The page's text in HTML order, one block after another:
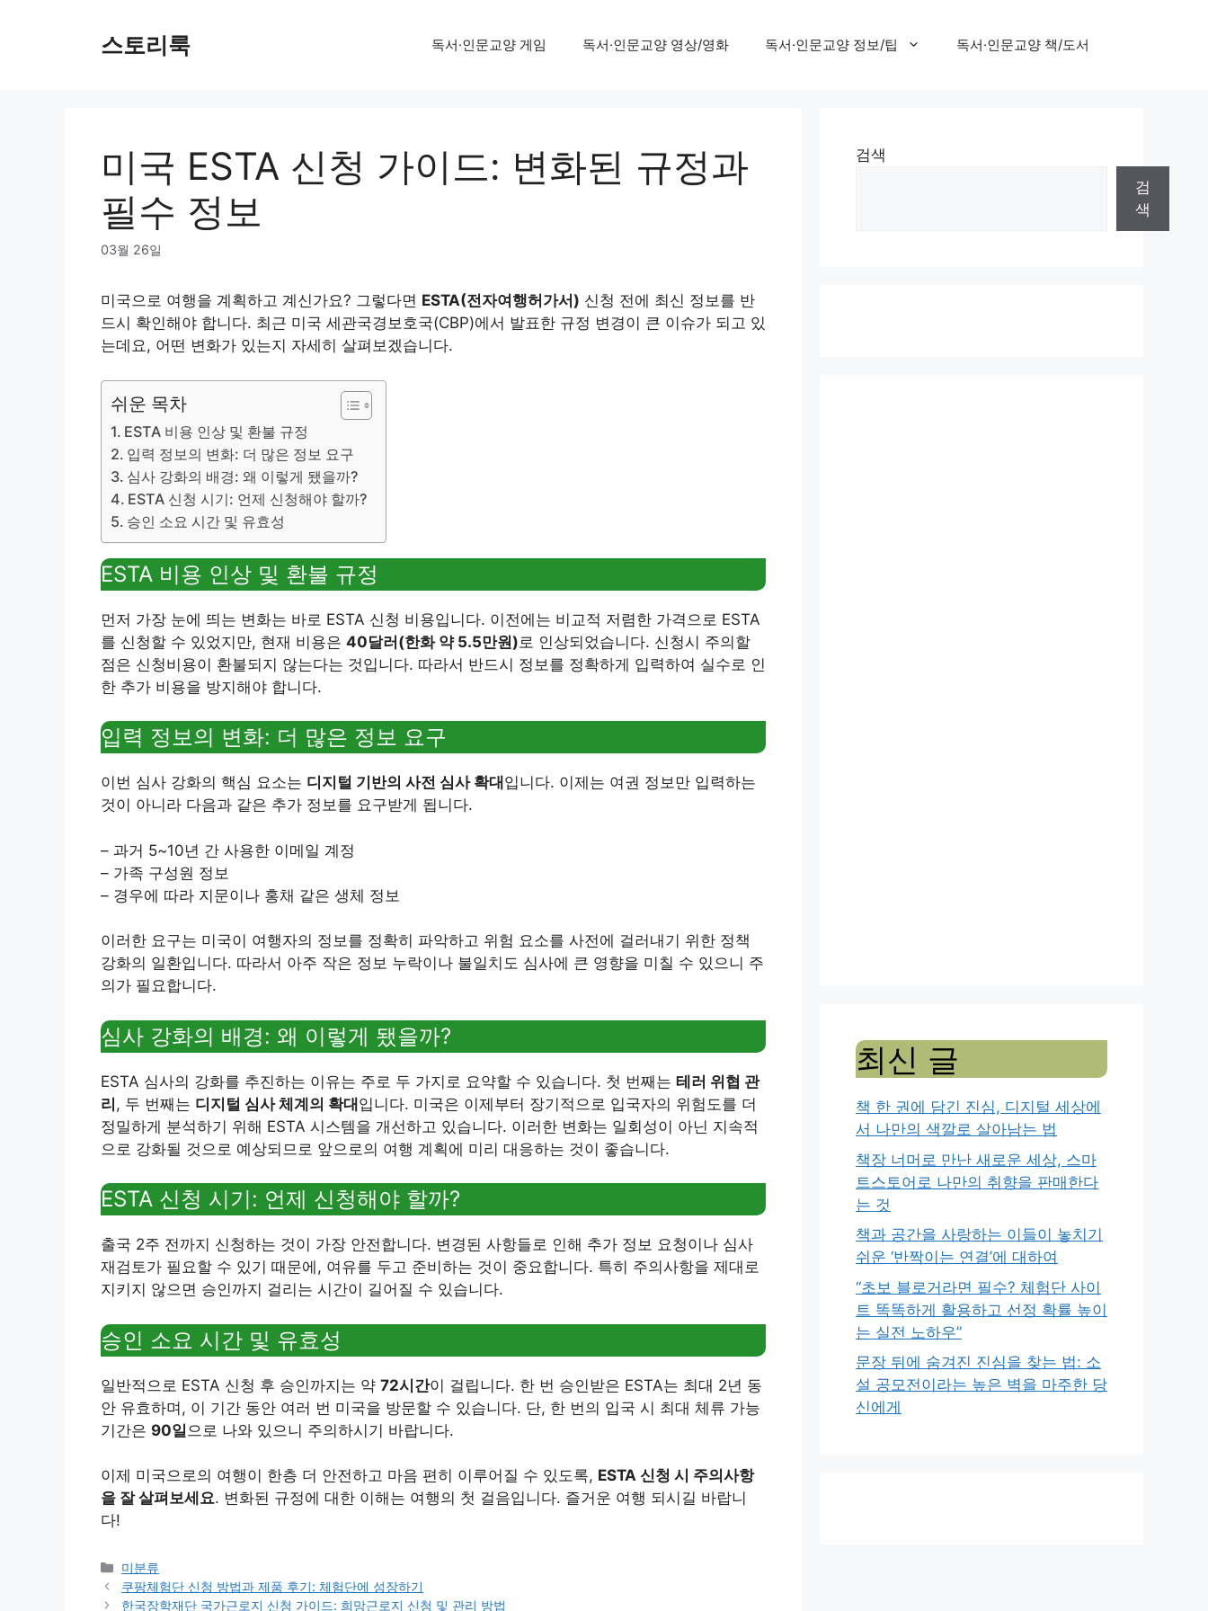
스토리룩 독서·인문교양 게임 독서·인문교양 영상/영화 독서·인문교양 정보/팁 독서·인문교양 책/도서
미국 ESTA 신청 가이드: 변화된 규정과
필수 정보
03월 26일
미국으로 여행을 계획하고 계신가요? 그렇다면 ESTA(전자여행허가서) 신청 전에 최신 정보를 반
드시 확인해야 합니다. 최근 미국 세관국경보호국(CBP)에서 발표한 규정 변경이 큰 이슈가 되고 있
는데요, 어떤 변화가 있는지 자세히 살펴보겠습니다.
쉬운 목차
ESTA 비용 인상 및 환불 규정
입력 정보의 변화: 더 많은 정보 요구
심사 강화의 배경: 왜 이렇게 됐을까?
ESTA 신청 시기: 언제 신청해야 할까?
승인 소요 시간 및 유효성
ESTA 비용 인상 및 환불 규정
먼저 가장 눈에 띄는 변화는 바로 ESTA 신청 비용입니다. 이전에는 비교적 저렴한 가격으로 ESTA
를 신청할 수 있었지만, 현재 비용은 40달러(한화 약 5.5만원) 로 인상되었습니다. 신청시 주의할
점은 신청비용이 환불되지 않는다는 것입니다. 따라서 반드시 정보를 정확하게 입력하여 실수로 인
한 추가 비용을 방지해야 합니다.
입력 정보의 변화: 더 많은 정보 요구
이번 심사 강화의 핵심 요소는 디지털 기반의 사전 심사 확대 입니다. 이제는 여권 정보만 입력하는
것이 아니라 다음과 같은 추가 정보를 요구받게 됩니다.
– 과거 5~10년 간 사용한 이메일 계정
– 가족 구성원 정보
– 경우에 따라 지문이나 홍채 같은 생체 정보
이러한 요구는 미국이 여행자의 정보를 정확히 파악하고 위험 요소를 사전에 걸러내기 위한 정책
강화의 일환입니다. 따라서 아주 작은 정보 누락이나 불일치도 심사에 큰 영향을 미칠 수 있으니 주
의가 필요합니다.
심사 강화의 배경: 왜 이렇게 됐을까?
ESTA 심사의 강화를 추진하는 이유는 주로 두 가지로 요약할 수 있습니다. 첫 번째는 테러 위협 관
리, 두 번째는 디지털 심사 체계의 확대입니다. 미국은 이제부터 장기적으로 입국자의 위험도를 더
정밀하게 분석하기 위해 ESTA 시스템을 개선하고 있습니다. 이러한 변화는 일회성이 아닌 지속적
으로 강화될 것으로 예상되므로 앞으로의 여행 계획에 미리 대응하는 것이 좋습니다.
ESTA 신청 시기: 언제 신청해야 할까?
출국 2주 전까지 신청하는 것이 가장 안전합니다. 변경된 사항들로 인해 추가 정보 요청이나 심사
재검토가 필요할 수 있기 때문에, 여유를 두고 준비하는 것이 중요합니다. 특히 주의사항을 제대로
지키지 않으면 승인까지 걸리는 시간이 길어질 수 있습니다.
승인 소요 시간 및 유효성
일반적으로 ESTA 신청 후 승인까지는 약 72시간이 걸립니다. 한 번 승인받은 ESTA는 최대 2년 동
안 유효하며, 이 기간 동안 여러 번 미국을 방문할 수 있습니다. 단, 한 번의 입국 시 최대 체류 가능
기간은 90일 으로 나와 있으니 주의하시기 바랍니다.
이제 미국으로의 여행이 한층 더 안전하고 마음 편히 이루어질 수 있도록, ESTA 신청 시 주의사항
을 잘 살펴보세요. 변화된 규정에 대한 이해는 여행의 첫 걸음입니다. 즐거운 여행 되시길 바랍니
다!
Categories
미분류
쿠팡체험단 신청 방법과 제품 후기: 체험단에 성장하기
한국장학재단 국가근로지 신청 가이드: 희망근로지 신청 및 관리 방법
검색
검
색
최신 글
책 한 권에 담긴 진심, 디지털 세상에
서 나만의 색깔로 살아남는 법
책장 너머로 만난 새로운 세상, 스마
트스토어로 나만의 취향을 판매한다
는 것
책과 공간을 사랑하는 이들이 놓치기
쉬운 ‘반짝이는 연결’에 대하여
“초보 블로거라면 필수? 체험단 사이
트 똑똑하게 활용하고 선정 확률 높이
는 실전 노하우”
문장 뒤에 숨겨진 진심을 찾는 법: 소
설 공모전이라는 높은 벽을 마주한 당
신에게